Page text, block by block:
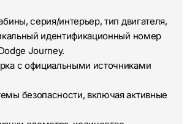
серия/интерьер, тип двигателя,
идентификационный номер
Journey.
с официальными источниками
безопасности, включая активные